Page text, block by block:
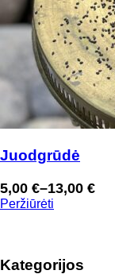
Juodgrūdė
5,00 €–13,00 €
Price
range:
13,00 €
Peržiūrėti
Kategorijos